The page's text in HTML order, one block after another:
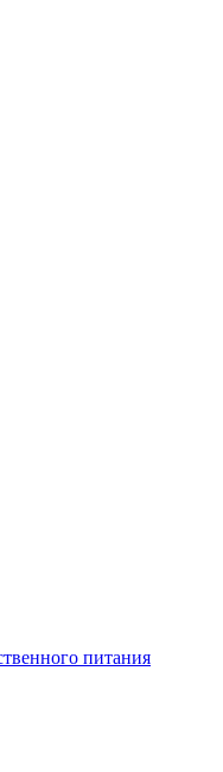
питания